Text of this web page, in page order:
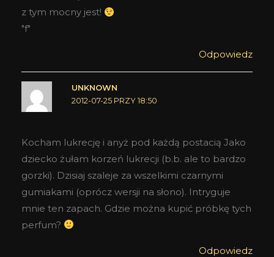
z tym mocny jest!
"f"
Odpowiedz
UNKNOWN
2012-07-25 PRZY 18:50
Kocham lukrecję i anyż pod każdą postacią Jako
dziecko żułam korzeń lukrecji (b.b. ale to bardzo
gorzki). Dzisiaj szaleje za wszelkimi czarnymi
gumiakami (oprócz wersji na słono). Intryguje
mnie ten zapach. Gdzie można kupić próbkę tych
perfum?
Odpowiedz